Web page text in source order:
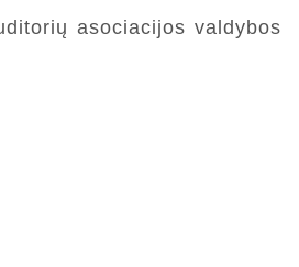
asociacijos valdybos